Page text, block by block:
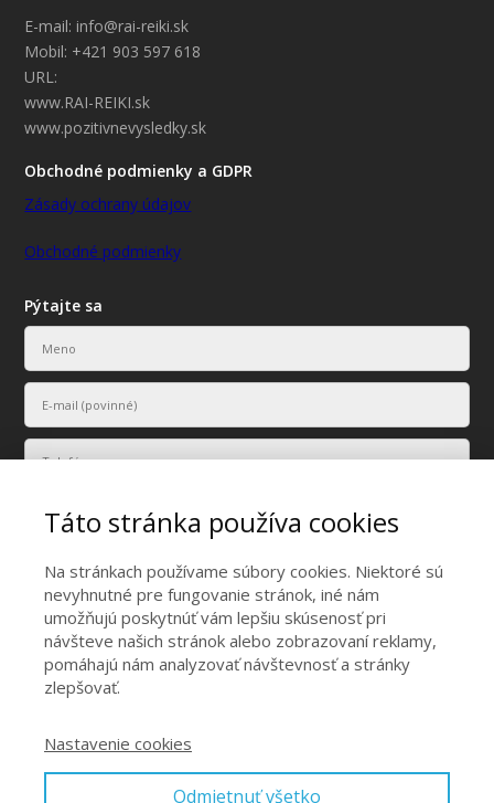
E-mail: info@rai-reiki.sk
Mobil: +421 903 597 618
URL:
www.RAI-REIKI.sk
www.pozitivnevysledky.sk
Obchodné podmienky a GDPR
Zásady ochrany údajov
Obchodné podmienky
Pýtajte sa
Vaše osobné údaje budú použité len na účely vyriešenia vášho
dopytu.
Táto stránka používa cookies
Na stránkach používame súbory cookies. Niektoré sú
nevyhnutné pre fungovanie stránok, iné nám
umožňujú poskytnúť vám lepšiu skúsenosť pri
návšteve našich stránok alebo zobrazovaní reklamy,
pomáhajú nám analyzovať návštevnosť a stránky
zlepšovať.
Nastavenie cookies
Odmietnuť všetko